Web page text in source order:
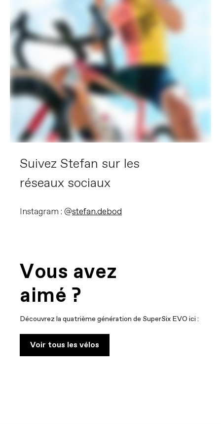
Suivez Stefan sur les
réseaux sociaux
Instagram : @stefan.debod
Vous avez
aimé ?
Découvrez la quatrième génération de SuperSix EVO ici :
Voir tous les vélos